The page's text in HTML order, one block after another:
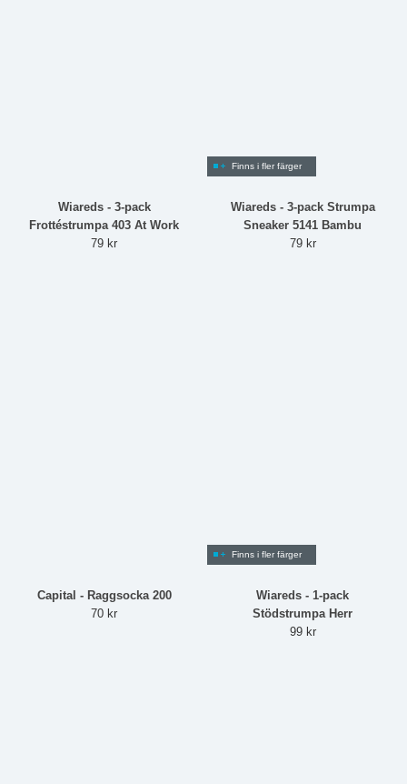
Wiareds - 3-pack
Frottéstrumpa 403 At Work
79 kr
Finns i fler färger
Wiareds - 3-pack Strumpa
Sneaker 5141 Bambu
79 kr
Capital - Raggsocka 200
70 kr
Finns i fler färger
Wiareds - 1-pack
Stödstrumpa Herr
99 kr